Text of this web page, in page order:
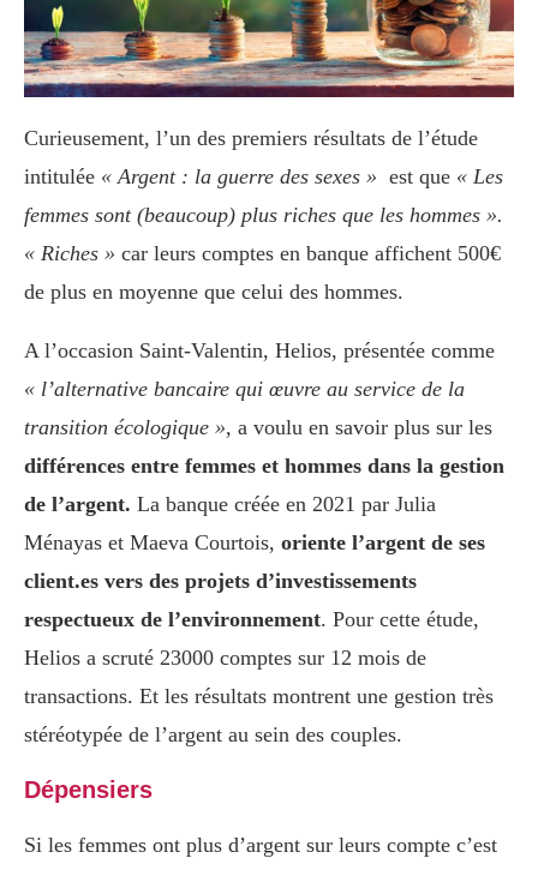
Curieusement, l’un des premiers résultats de l’étude
intitulée « Argent : la guerre des sexes » est que « Les
femmes sont (beaucoup) plus riches que les hommes ».
« Riches » car leurs comptes en banque affichent 500€
de plus en moyenne que celui des hommes.
A l’occasion Saint-Valentin, Helios, présentée comme
« l’alternative bancaire qui œuvre au service de la
transition écologique », a voulu en savoir plus sur les
différences entre femmes et hommes dans la gestion
de l’argent. La banque créée en 2021 par Julia
Ménayas et Maeva Courtois, oriente l’argent de ses
client.es vers des projets d’investissements
respectueux de l’environnement. Pour cette étude,
Helios a scruté 23000 comptes sur 12 mois de
transactions. Et les résultats montrent une gestion très
stéréotypée de l’argent au sein des couples.
Dépensiers
Si les femmes ont plus d’argent sur leurs compte c’est